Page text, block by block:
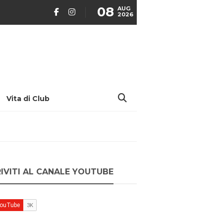
08 AUG
2026
Vita di Club
AL CANALE YOUTUBE